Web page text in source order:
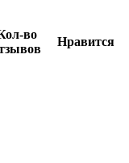
во
Нравится